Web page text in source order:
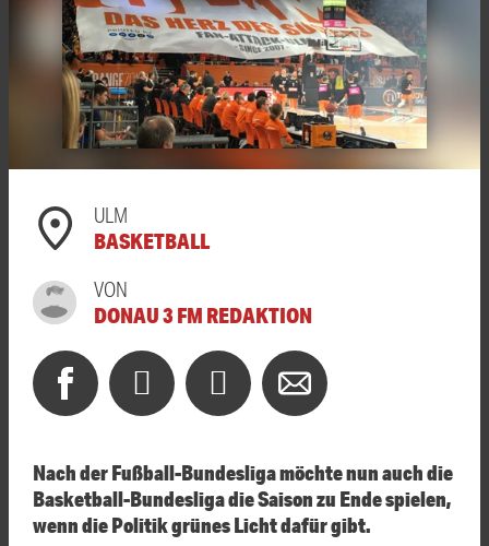
ULM
BASKETBALL
VON
DONAU 3 FM REDAKTION
Nach der Fußball-Bundesliga möchte nun auch die
Basketball-Bundesliga die Saison zu Ende spielen,
wenn die Politik grünes Licht dafür gibt.